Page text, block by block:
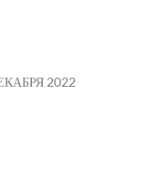
2022